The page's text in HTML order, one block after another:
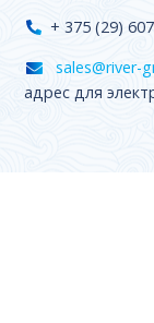
+ 375 (29)
sales@river-
адрес для